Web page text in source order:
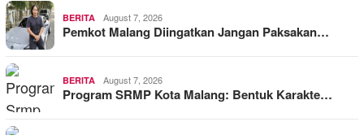
BERITA August 7, 2026
Pemkot Malang Diingatkan Jangan Paksakan…
BERITA August 7, 2026
Program SRMP Kota Malang: Bentuk Karakte…